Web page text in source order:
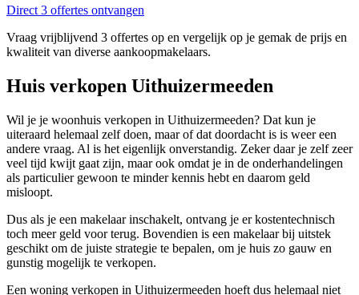
Direct 3 offertes ontvangen
Vraag vrijblijvend 3 offertes op en vergelijk op je gemak de prijs en
kwaliteit van diverse aankoopmakelaars.
Huis verkopen Uithuizermeeden
Wil je je woonhuis verkopen in Uithuizermeeden? Dat kun je
uiteraard helemaal zelf doen, maar of dat doordacht is is weer een
andere vraag. Al is het eigenlijk onverstandig. Zeker daar je zelf zeer
veel tijd kwijt gaat zijn, maar ook omdat je in de onderhandelingen
als particulier gewoon te minder kennis hebt en daarom geld
misloopt.
Dus als je een makelaar inschakelt, ontvang je er kostentechnisch
toch meer geld voor terug. Bovendien is een makelaar bij uitstek
geschikt om de juiste strategie te bepalen, om je huis zo gauw en
gunstig mogelijk te verkopen.
Een woning verkopen in Uithuizermeeden hoeft dus helemaal niet